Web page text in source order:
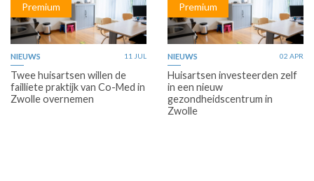
Premium
NIEUWS 11 JUL
Twee huisartsen willen de
failliete praktijk van Co-Med in
Zwolle overnemen
Premium
NIEUWS 02 APR
Huisartsen investeerden zelf
in een nieuw
gezondheidscentrum in
Zwolle